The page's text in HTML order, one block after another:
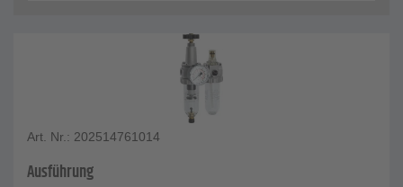
Art. Nr.: 202514761014
Ausführung